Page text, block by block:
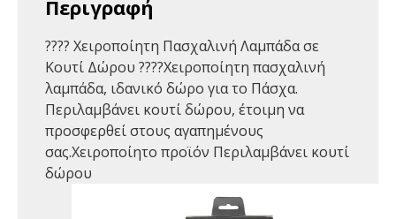
Περιγραφή
????️ Χειροποίητη Πασχαλινή Λαμπάδα σε
Κουτί Δώρου ????Χειροποίητη πασχαλινή
λαμπάδα, ιδανικό δώρο για το Πάσχα.
Περιλαμβάνει κουτί δώρου, έτοιμη να
προσφερθεί στους αγαπημένους
σας.Χειροποίητο προϊόν Περιλαμβάνει κουτί
δώρου